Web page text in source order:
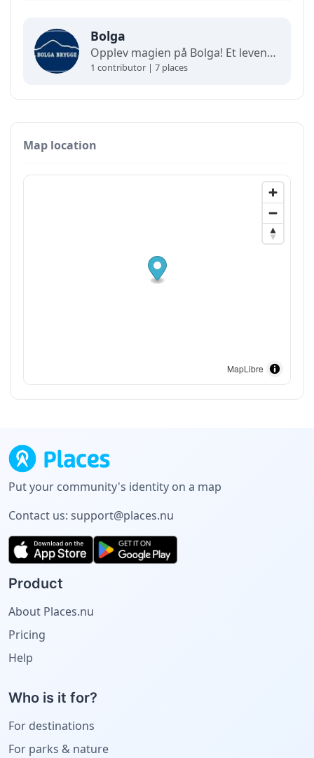
Bolga
Opplev magien på Bolga! Et levende øysamfunn ytterst på Helgelandskysten. Her finner du spektakulært havfiske, kajakkpadling i skjærgården og unike fjellturer til Bolgbørra og Bolgtinden. Bo godt og spis lokalt i hjertet av havgapet. (Demo)
1 contributor | 7 places
Map location
MapLibre
Put your community's identity on a map
Contact us: support@places.nu
Product
About Places.nu
Pricing
Help
Who is it for?
For destinations
For parks & nature